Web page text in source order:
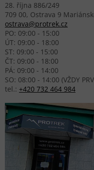
28. října 886/249
709 00, Ostrava 9
ostrava@protrek.cz
PO: 09:00 - 15:00
ÚT: 09:00 - 18:00
ST: 09:00 - 15:00
ČT: 09:00 - 18:00
PÁ: 09:00 - 14:00
SO: 08:00 - 14:00 (VŽDY
tel.: +420 732 464 984